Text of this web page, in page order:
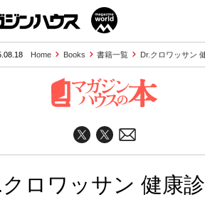
Home Books 書籍一覧 Dr.クロワッサン
クロワッサン 健康